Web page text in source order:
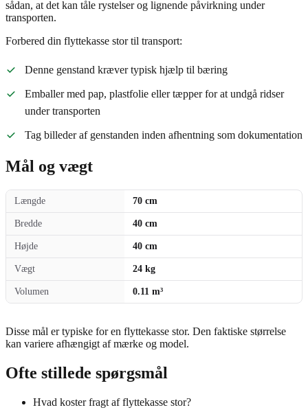
sådan, at det kan tåle rystelser og lignende påvirkning under
transporten.
Forbered din flyttekasse stor til transport:
Denne genstand kræver typisk hjælp til bæring
Emballer med pap, plastfolie eller tæpper for at undgå ridser
under transporten
Tag billeder af genstanden inden afhentning som dokumentation
Mål og vægt
Længde 70 cm
Bredde 40 cm
Højde 40 cm
Vægt 24 kg
Volumen 0.11 m³
Disse mål er typiske for en flyttekasse stor. Den faktiske størrelse
kan variere afhængigt af mærke og model.
Ofte stillede spørgsmål
Hvad koster fragt af flyttekasse stor?